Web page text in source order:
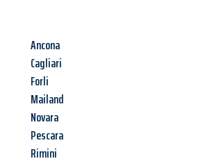
Ancona
Cagliari
Forli
Mailand
Novara
Pescara
Rimini